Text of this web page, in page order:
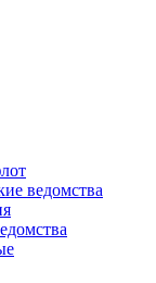
ведомства